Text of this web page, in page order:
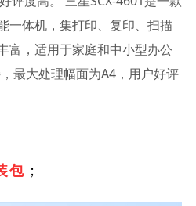
一体机，集打印、复印、扫描
富，适用于家庭和中小型办公
最大处理幅面为A4，用户好评
包 ；